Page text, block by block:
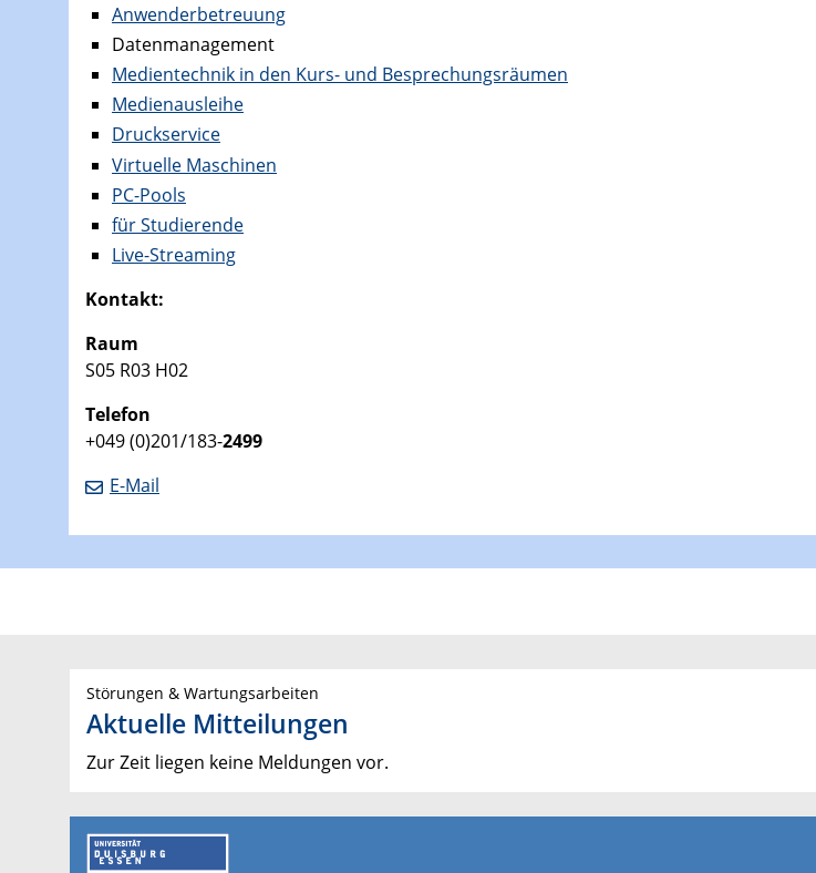
Anwenderbetreuung
Datenmanagement
Medientechnik in den Kurs- und Besprechungsräumen
Medienausleihe
Druckservice
Virtuelle Maschinen
PC-Pools
für Studierende
Live-Streaming
Kontakt:
Raum
S05 R03 H02
Telefon
+049 (0)201/183-2499
E-Mail
Störungen & Wartungsarbeiten
Aktuelle Mitteilungen
Zur Zeit liegen keine Meldungen vor.